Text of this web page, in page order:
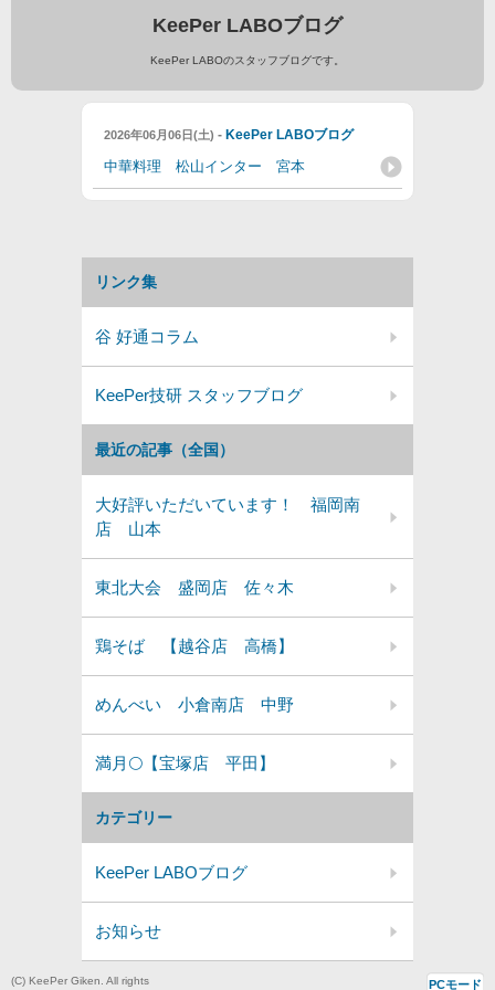
KeePer LABOブログ
KeePer LABOのスタッフブログです。
2026年06月06日(土) - KeePer LABOブログ
中華料理 松山インター 宮本
カテゴリー
KeePer LABOブログ
お知らせ
最近の記事（全国）
大好評いただいています！ 福岡南
店 山本
東北大会 盛岡店 佐々木
鶏そば 【越谷店 高橋】
めんべい 小倉南店 中野
満月🌕️【宝塚店 平田】
リンク集
谷 好通コラム
KeePer技研 スタッフブログ
(C) KeePer Giken. All rights PCモード